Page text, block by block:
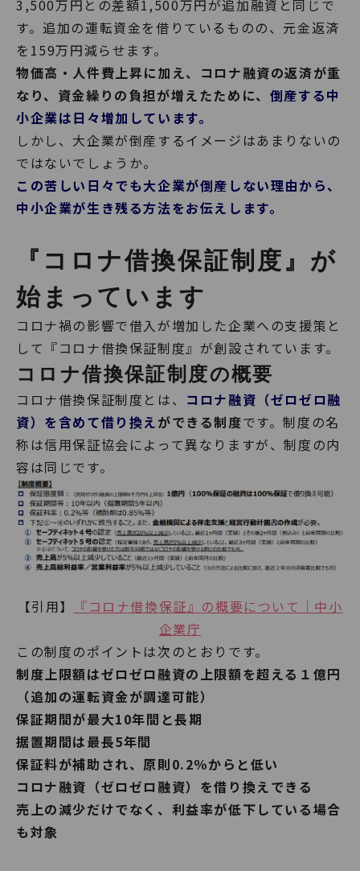
3,500万円との差額1,500万円が追加融資と同じで
す。追加の運転資金を借りているものの、元金返済
を159万円減らせます。
物価高・人件費上昇に加え、コロナ融資の返済が重
なり、資金繰りの負担が増えたために、 倒産する中
小企業は日々増加しています。
しかし、大企業が倒産するイメージはあまりないの
ではないでしょうか。
この苦しい日々でも大企業が倒産しない理由から、
中小企業が生き残る方法をお伝えします。
『コロナ借換保証制度』が
始まっています
コロナ禍の影響で借入が増加した企業への支援策と
して『コロナ借換保証制度』が創設されています。
コロナ借換保証制度の概要
コロナ借換保証制度とは、 コロナ融資（ゼロゼロ融
資）を含めて借り換えができる制度です。制度の名
称は信用保証協会によって異なりますが、制度の内
容は同じです。
【引用】
『コロナ借換保証』の概要について｜中小
企業庁
この制度のポイントは次のとおりです。
制度上限額はゼロゼロ融資の上限額を超える１億円
（追加の運転資金が調達可能）
保証期間が最大10年間と長期
据置期間は最長5年間
保証料が補助され、原則0.2％からと低い
コロナ融資（ゼロゼロ融資）を借り換えできる
売上の減少だけでなく、利益率が低下している場合
も対象